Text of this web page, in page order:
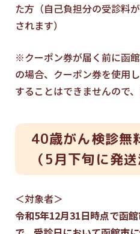
た方（自己負担分の受診料
されます）
※クーポン券が届く前に函
の場合、クーポン券を使用
することはできませんので
40歳がん検診無
（5月下旬に発送
＜対象者＞
令和5年12月31日時点で函